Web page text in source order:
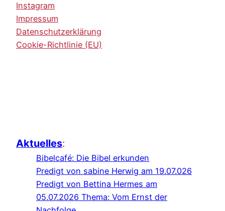
Instagram
Impressum
Datenschutzerklärung
Cookie-Richtlinie (EU)
Aktuelles:
Bibelcafé: Die Bibel erkunden
Predigt von sabine Herwig am 19.07.026
Predigt von Bettina Hermes am
05.07.2026 Thema: Vom Ernst der